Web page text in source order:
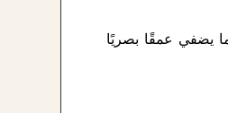
يضفي عمقًا بصريًا